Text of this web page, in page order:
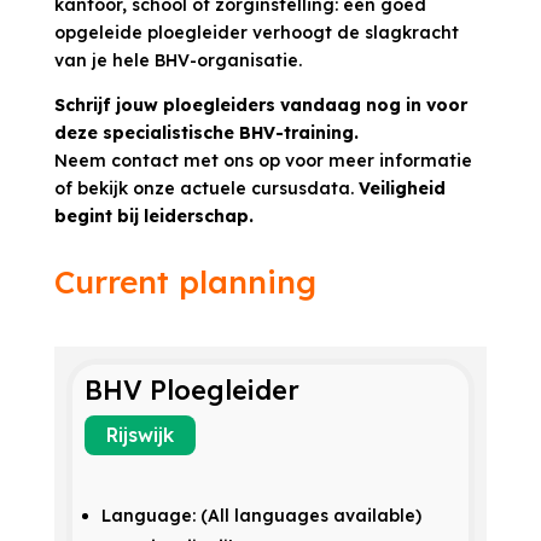
kantoor, school of zorginstelling: een goed
opgeleide ploegleider verhoogt de slagkracht
van je hele BHV-organisatie.
Schrijf jouw ploegleiders vandaag nog in voor
deze specialistische BHV-training.
Neem contact met ons op voor meer informatie
of bekijk onze actuele cursusdata. Veiligheid
begint bij leiderschap.
Current planning
BHV Ploegleider
Rijswijk
Language: (All languages available)